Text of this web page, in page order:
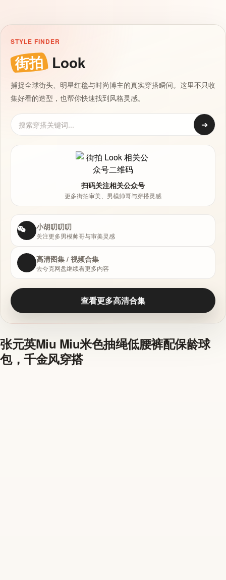
STYLE FINDER
街拍 Look
捕捉全球街头、明星红毯与时尚博主的真实穿搭瞬间。这里不只收
集好看的造型，也帮你快速找到风格灵感。
➔
扫码关注相关公众号
更多街拍审美、男模帅哥与穿搭灵感
小胡叨叨叨
关注更多男模帅哥与审美灵感
高清图集 / 视频合集
去夸克网盘继续看更多内容
查看更多高清合集
张元英Miu Miu米色抽绳低腰裤配保龄球
包，千金风穿搭